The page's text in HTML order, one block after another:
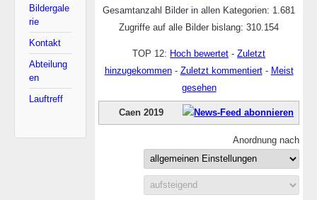
Bildergale
rie
Kontakt
Abteilung
en
Lauftreff
Gesamtanzahl Bilder in allen Kategorien: 1.681
Zugriffe auf alle Bilder bislang: 310.154
TOP 12: Hoch bewertet -Zuletzt
hinzugekommen- Zuletzt kommentiert- Meist
gesehen
Caen 2019
Anordnung nach